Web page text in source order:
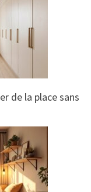
de la place sans